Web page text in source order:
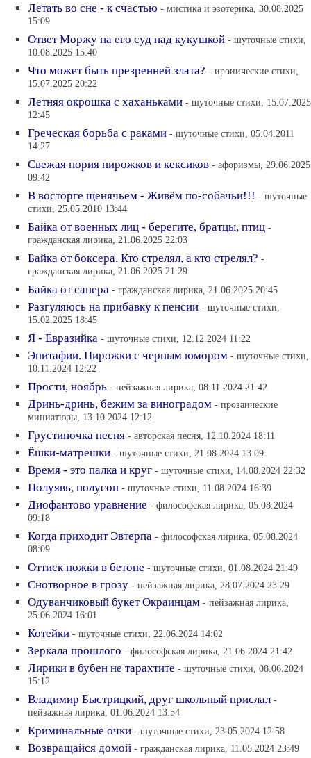
Летать во сне - к счастью - мистика и эзотерика, 30.08.2025
15:09
Ответ Моржу на его суд над кукушкой - шуточные стихи,
10.08.2025 15:40
Что может быть презренней злата? - иронические стихи,
15.07.2025 20:22
Летняя окрошка с хаханьками - шуточные стихи, 15.07.2025
12:45
Греческая борьба с раками - шуточные стихи, 05.04.2011
14:27
Свежая пория пирожков и кексиков - афоризмы, 29.06.2025
09:42
В восторге щенячьем - Живём по-собачьи!!! - шуточные
стихи, 25.05.2010 13:44
Байка от военных лиц - берегите, братцы, птиц -
гражданская лирика, 21.06.2025 22:03
Байка от боксера. Кто стрелял, а кто стрелял? -
гражданская лирика, 21.06.2025 21:29
Байка от сапера - гражданская лирика, 21.06.2025 20:45
Разгуляюсь на прибавку к пенсии - шуточные стихи,
15.02.2025 18:45
Я - Евразийка - шуточные стихи, 12.12.2024 11:22
Эпитафии. Пирожки с черным юмором - шуточные стихи,
10.11.2024 12:22
Прости, ноябрь - пейзажная лирика, 08.11.2024 21:42
Дринь-дринь, бежим за виноградом - прозаические
миниатюры, 13.10.2024 12:12
Грустиночка песня - авторская песня, 12.10.2024 18:11
Ёшки-матрешки - шуточные стихи, 21.08.2024 13:09
Время - это палка и круг - шуточные стихи, 14.08.2024 22:32
Полуявь, полусон - шуточные стихи, 11.08.2024 16:39
Диофантово уравнение - философская лирика, 05.08.2024
09:18
Когда приходит Эвтерпа - философская лирика, 05.08.2024
08:09
Оттиск ножки в бетоне - шуточные стихи, 01.08.2024 21:49
Снотворное в грозу - пейзажная лирика, 28.07.2024 23:29
Одуванчиковый букет Окраинцам - пейзажная лирика,
25.06.2024 16:01
Котейки - шуточные стихи, 22.06.2024 14:02
Зеркала прошлого - философская лирика, 21.06.2024 21:42
Лирики в бубен не тарахтите - шуточные стихи, 08.06.2024
15:12
Владимир Быстрицкий, друг школьный прислал -
пейзажная лирика, 01.06.2024 13:54
Криминальные очки - шуточные стихи, 23.05.2024 12:58
Возвращайся домой - гражданская лирика, 11.05.2024 23:49